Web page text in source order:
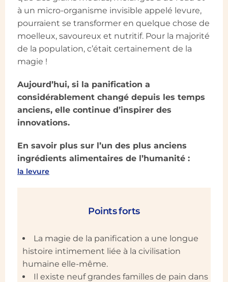
à un micro-organisme invisible appelé levure,
pourraient se transformer en quelque chose de
moelleux, savoureux et nutritif. Pour la majorité
de la population, c’était certainement de la
magie !
Aujourd’hui, si la panification a
considérablement changé depuis les temps
anciens, elle continue d’inspirer des
innovations.
En savoir plus sur l’un des plus anciens
ingrédients alimentaires de l’humanité :
la levure
Points forts
La magie de la panification a une longue
histoire intimement liée à la civilisation
humaine elle-même.
Il existe neuf grandes familles de pain dans